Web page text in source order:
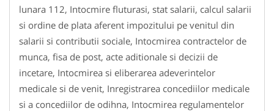
lunara 112, Intocmire fluturasi, stat salarii, calcul salarii
si ordine de plata aferent impozitului pe venitul din
salarii si contributii sociale, Intocmirea contractelor de
munca, fisa de post, acte aditionale si decizii de
incetare, Intocmirea si eliberarea adeverintelor
medicale si de venit, Inregistrarea concediilor medicale
si a concediilor de odihna, Intocmirea regulamentelor